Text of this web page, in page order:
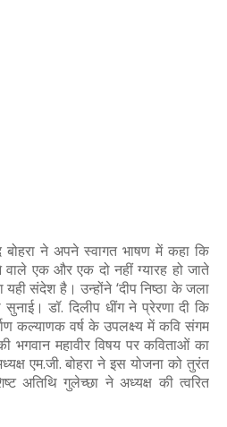
बोहरा ने अपने स्वागत भाषण में कहा कि
एक और एक दो नहीं ग्यारह हो जाते
संदेश है। उन्होंने ‘दीप निष्ठा के जला
सुनाई। डॉ. दिलीप धींग ने प्रेरणा दी कि
कल्याणक वर्ष के उपलक्ष्य में कवि संगम
भगवान महावीर विषय पर कविताओं का
एम.जी. बोहरा ने इस योजना को तुरंत
अतिथि गुलेच्छा ने अध्यक्ष की त्वरित